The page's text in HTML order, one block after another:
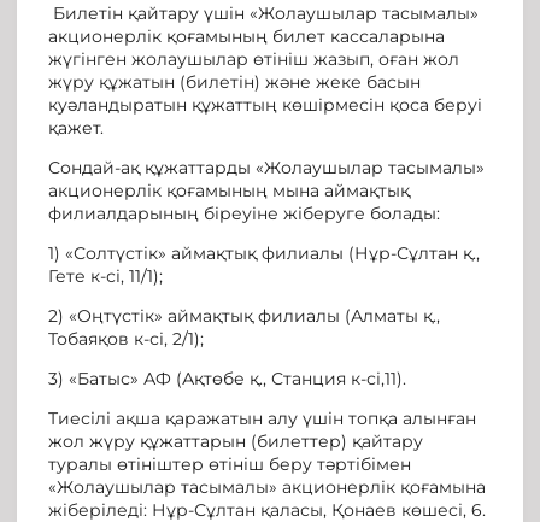
Билетін қайтару үшін «Жолаушылар тасымалы»
акционерлік қоғамының билет кассаларына
жүгінген жолаушылар өтініш жазып, оған жол
жүру құжатын (билетін) және жеке басын
куәландыратын құжаттың көшірмесін қоса беруі
қажет.
Сондай-ақ құжаттарды «Жолаушылар тасымалы»
акционерлік қоғамының мына аймақтық
филиалдарының біреуіне жіберуге болады:
1) «Солтүстік» аймақтық филиалы (Нұр-Сұлтан қ.,
Гете к-сі, 11/1);
2) «Оңтүстік» аймақтық филиалы (Алматы қ.,
Тобаяқов к-сі, 2/1);
3) «Батыс» АФ (Ақтөбе қ., Станция к-сі,11).
Тиесілі ақша қаражатын алу үшін топқа алынған
жол жүру құжаттарын (билеттер) қайтару
туралы өтініштер өтініш беру тәртібімен
«Жолаушылар тасымалы» акционерлік қоғамына
жіберіледі: Нұр-Сұлтан қаласы, Қонаев көшесі, 6.